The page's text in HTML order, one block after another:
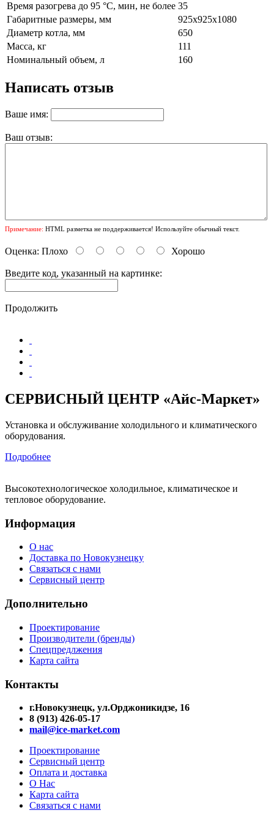
Время разогрева до 95 °C, мин, не более 35
Габаритные размеры, мм
925х925х1080
Диаметр котла, мм
650
Масса, кг
111
Номинальный объем, л
160
Написать отзыв
Ваше имя:
Ваш отзыв:
Примечание: HTML разметка не поддерживается! Используйте обычный текст.
Оценка: Плохо Хорошо
Введите код, указанный на картинке:
Продолжить
СЕРВИСНЫЙ ЦЕНТР «Айс-Маркет»
Установка и обслуживание холодильного и климатического
оборудования.
Подробнее
Высокотехнологическое холодильное, климатическое и
тепловое оборудование.
Информация
О нас
Доставка по Новокузнецку
Связаться с нами
Сервисный центр
Дополнительно
Проектирование
Производители (бренды)
Спецпредлжения
Карта сайта
Контакты
г.Новокузнецк, ул.Орджоникидзе, 16
8 (913) 426-05-17
mail@ice-market.com
Проектирование
Сервисный центр
Оплата и доставка
О Нас
Карта сайта
Связаться с нами